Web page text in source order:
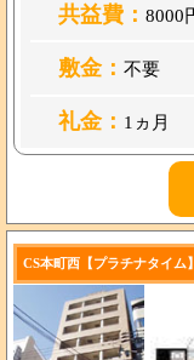
共益費： 8000
敷金： 不要
礼金： 1ヵ月
CS本町西【プラチナタイム】